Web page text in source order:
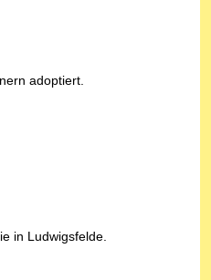
adoptiert.
in Ludwigsfelde.